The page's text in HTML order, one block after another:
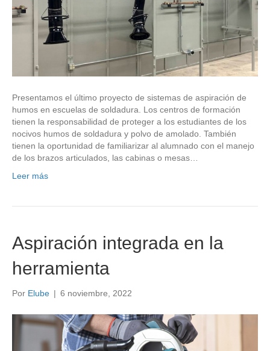
Presentamos el último proyecto de sistemas de aspiración de
humos en escuelas de soldadura. Los centros de formación
tienen la responsabilidad de proteger a los estudiantes de los
nocivos humos de soldadura y polvo de amolado. También
tienen la oportunidad de familiarizar al alumnado con el manejo
de los brazos articulados, las cabinas o mesas…
Leer más
Aspiración integrada en la
herramienta
Por Elube | 6 noviembre, 2022